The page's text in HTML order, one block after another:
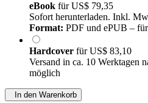
eBook fürUS$ 79,35
Sofort herunterladen. Inkl.
Format: PDF und ePUB –
Hardcover fürUS$ 83,10
Versand in ca. 10 Werktagen
möglich
In den Warenkorb